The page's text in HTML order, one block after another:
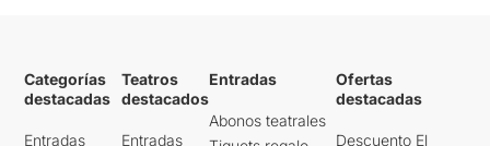
Categorías
destacadas
Entradas
Teatros
destacados
Entradas
Entradas
Abonos teatrales
Ofertas
destacadas
Descuento El